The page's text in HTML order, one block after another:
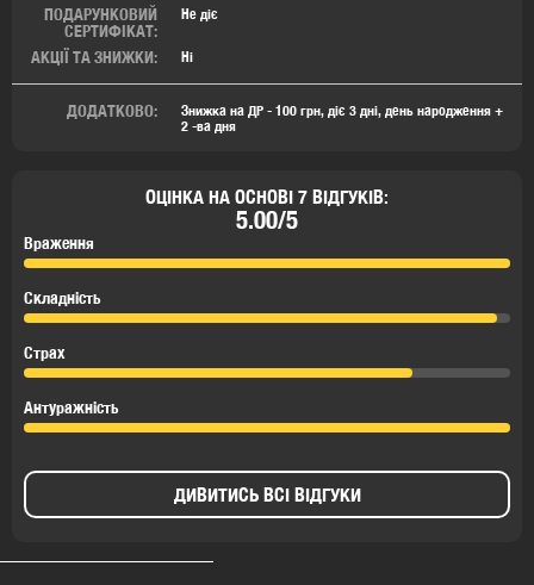
ПОДАРУНКОВИЙ
СЕРТИФІКАТ:
Не діє
АКЦІЇ ТА ЗНИЖКИ: Ні
ОЦІНКА НА ОСНОВІ 7 ВІДГУКІВ:
5.00/5
Враження
Складність
Страх
Антуражність
ДИВИТИСЬ ВСІ ВІДГУКИ
ДОДАТКОВО:
Знижка на ДР - 100 грн, діє 3 дні, день народження +
2 -ва дня